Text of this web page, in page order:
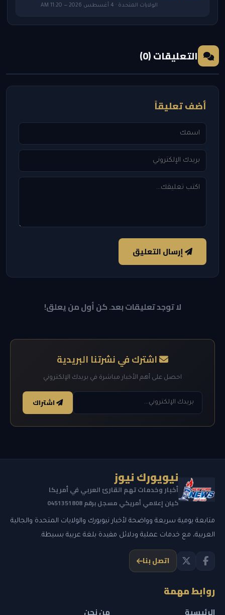
الولايات المتحدة · 4 أغسطس 2026 — 11:20 AM
التعليقات (0)
أضف تعليقاً
إرسال التعليق
لا توجد تعليقات بعد. كن أول من يعلق!
اشترك في نشرتنا البريدية
احصل على أهم الأخبار مباشرة في بريدك الإلكتروني
اشتراك
نيويورك نيوز
أخبار وخدمات تهم القارئ العربي في أمريكا
كيان إعلامي أمريكي مسجل برقم 0451351808
متابعة يومية سريعة وواضحة لأخبار نيويورك والولايات المتحدة والجالية
العربية، مع خدمات عملية ودلائل مفيدة بلغة عربية بسيطة.
اتصل بنا
روابط مهمة